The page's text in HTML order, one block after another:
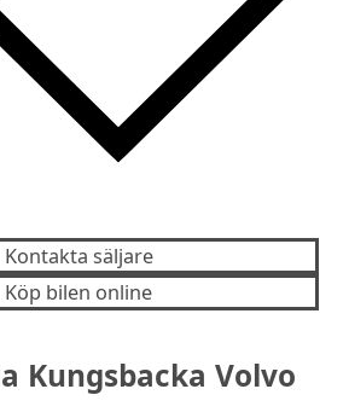
Kontakta säljare
Köp bilen online
Kungsbacka Volvo